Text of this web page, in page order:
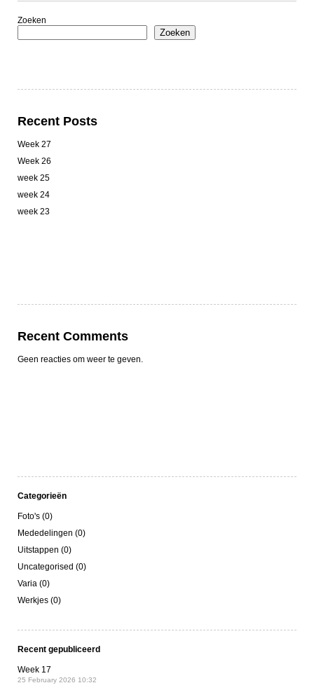
Zoeken
Zoeken
Recent Posts
Week 27
Week 26
week 25
week 24
week 23
Recent Comments
Geen reacties om weer te geven.
Categorieën
Foto's (0)
Mededelingen (0)
Uitstappen (0)
Uncategorised (0)
Varia (0)
Werkjes (0)
Recent gepubliceerd
Week 17
25 February 2026 10:32